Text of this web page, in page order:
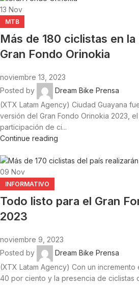
13 Nov
MTB
Más de 180 ciclistas en
Gran Fondo Orinokia
noviembre 13, 2023
Posted by
Dream Bike Prensa
(XTX Latam Agency) Ciudad Guayana
versión del Gran Fondo Orinokia 2023,
participación de ci...
Continue reading
09 Nov
INFORMATIVO
Todo listo para el Gran
2023
noviembre 9, 2023
Posted by
Dream Bike Prensa
(XTX Latam Agency) Con un
40 por ciento y la presencia de ciclistas